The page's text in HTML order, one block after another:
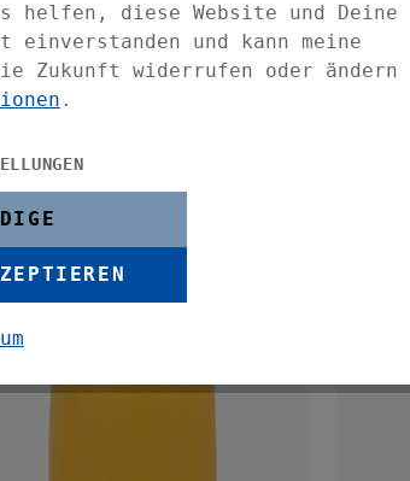
helfen, diese Website und Deine
und kann meine
Zukunft widerrufen oder ändern
.